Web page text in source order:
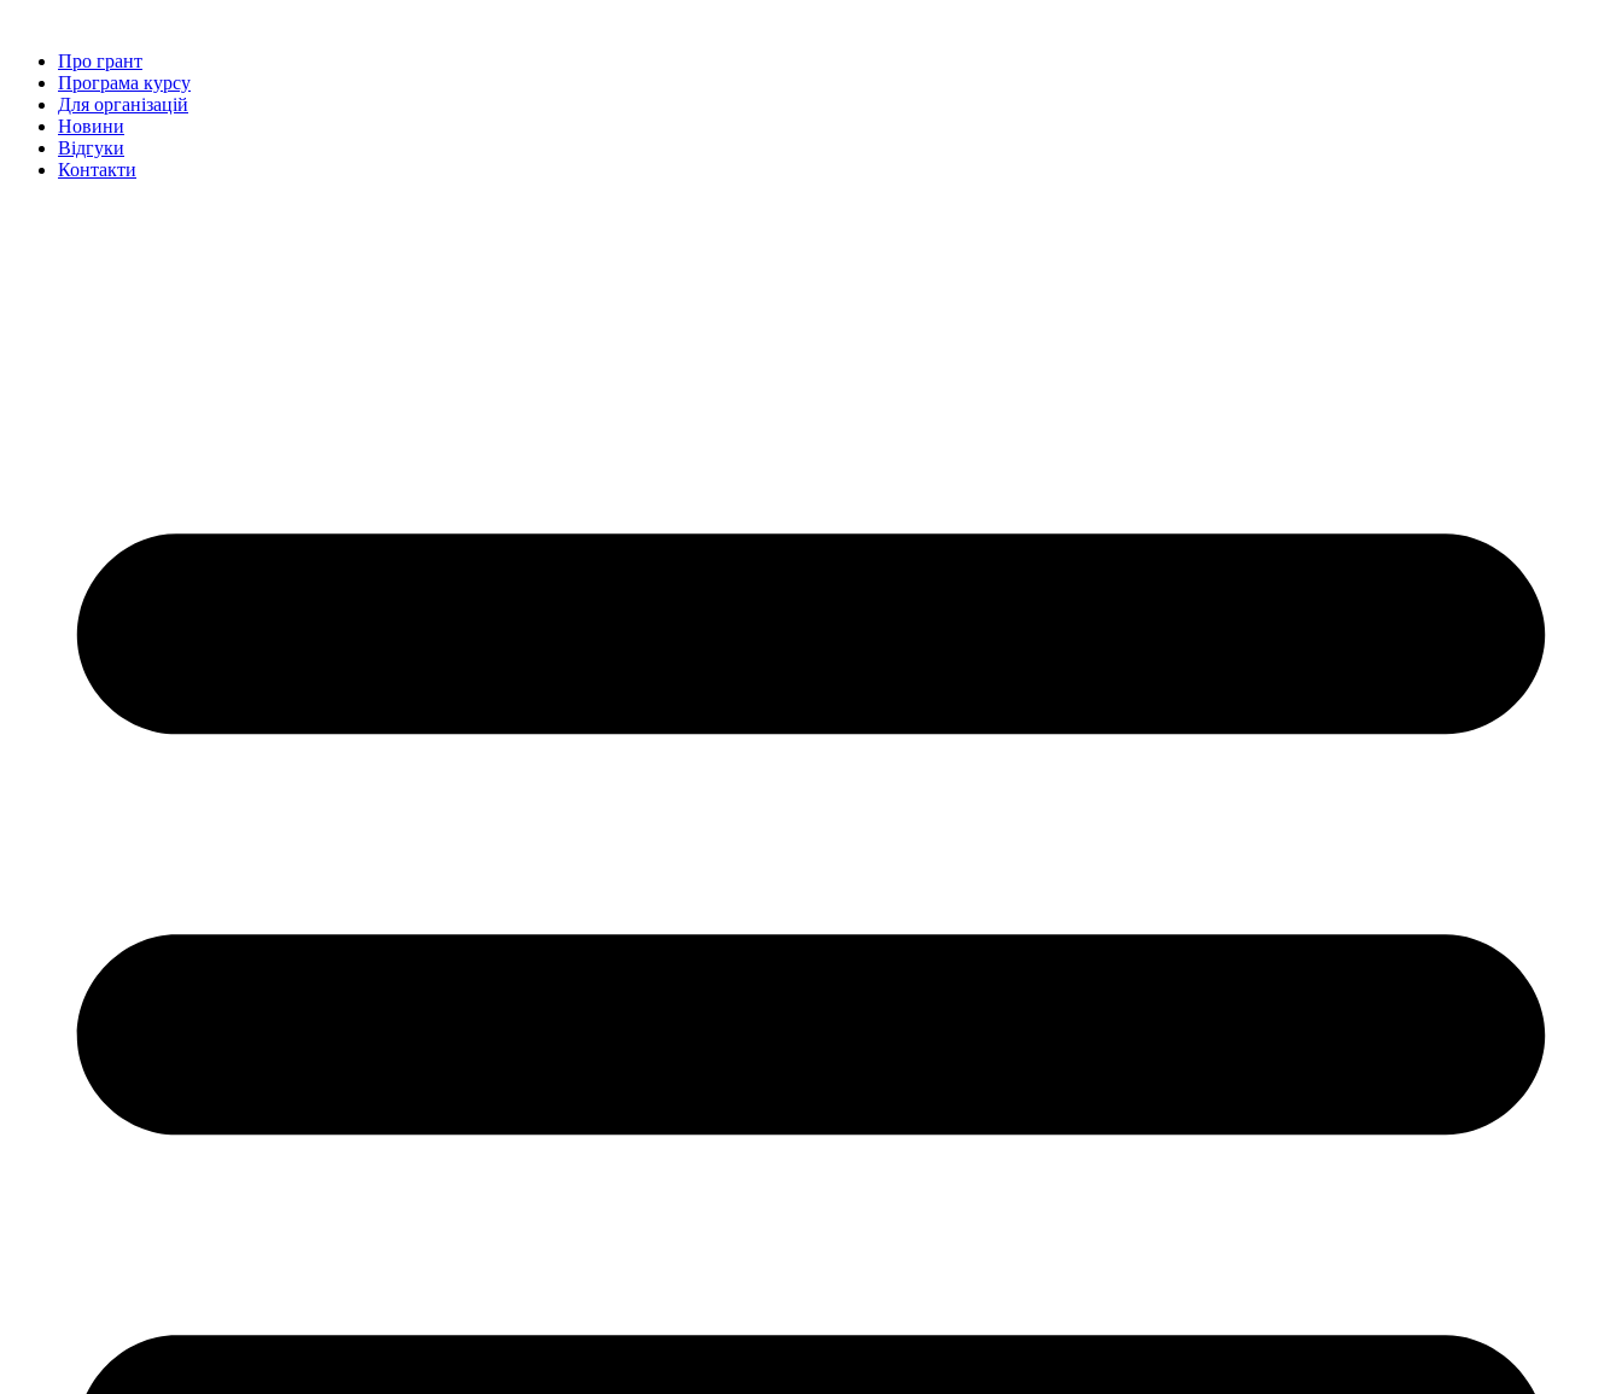
вмістуПро грант
Програма курсу
Для організацій
Новини
Відгуки
Контакти